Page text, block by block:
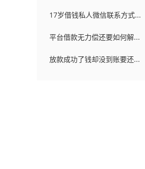
17岁借钱私人微信联系方式...
平台借款无力偿还要如何解...
放款成功了钱却没到账要还...